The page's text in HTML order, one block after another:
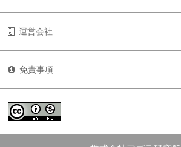
運営会社
免責事項